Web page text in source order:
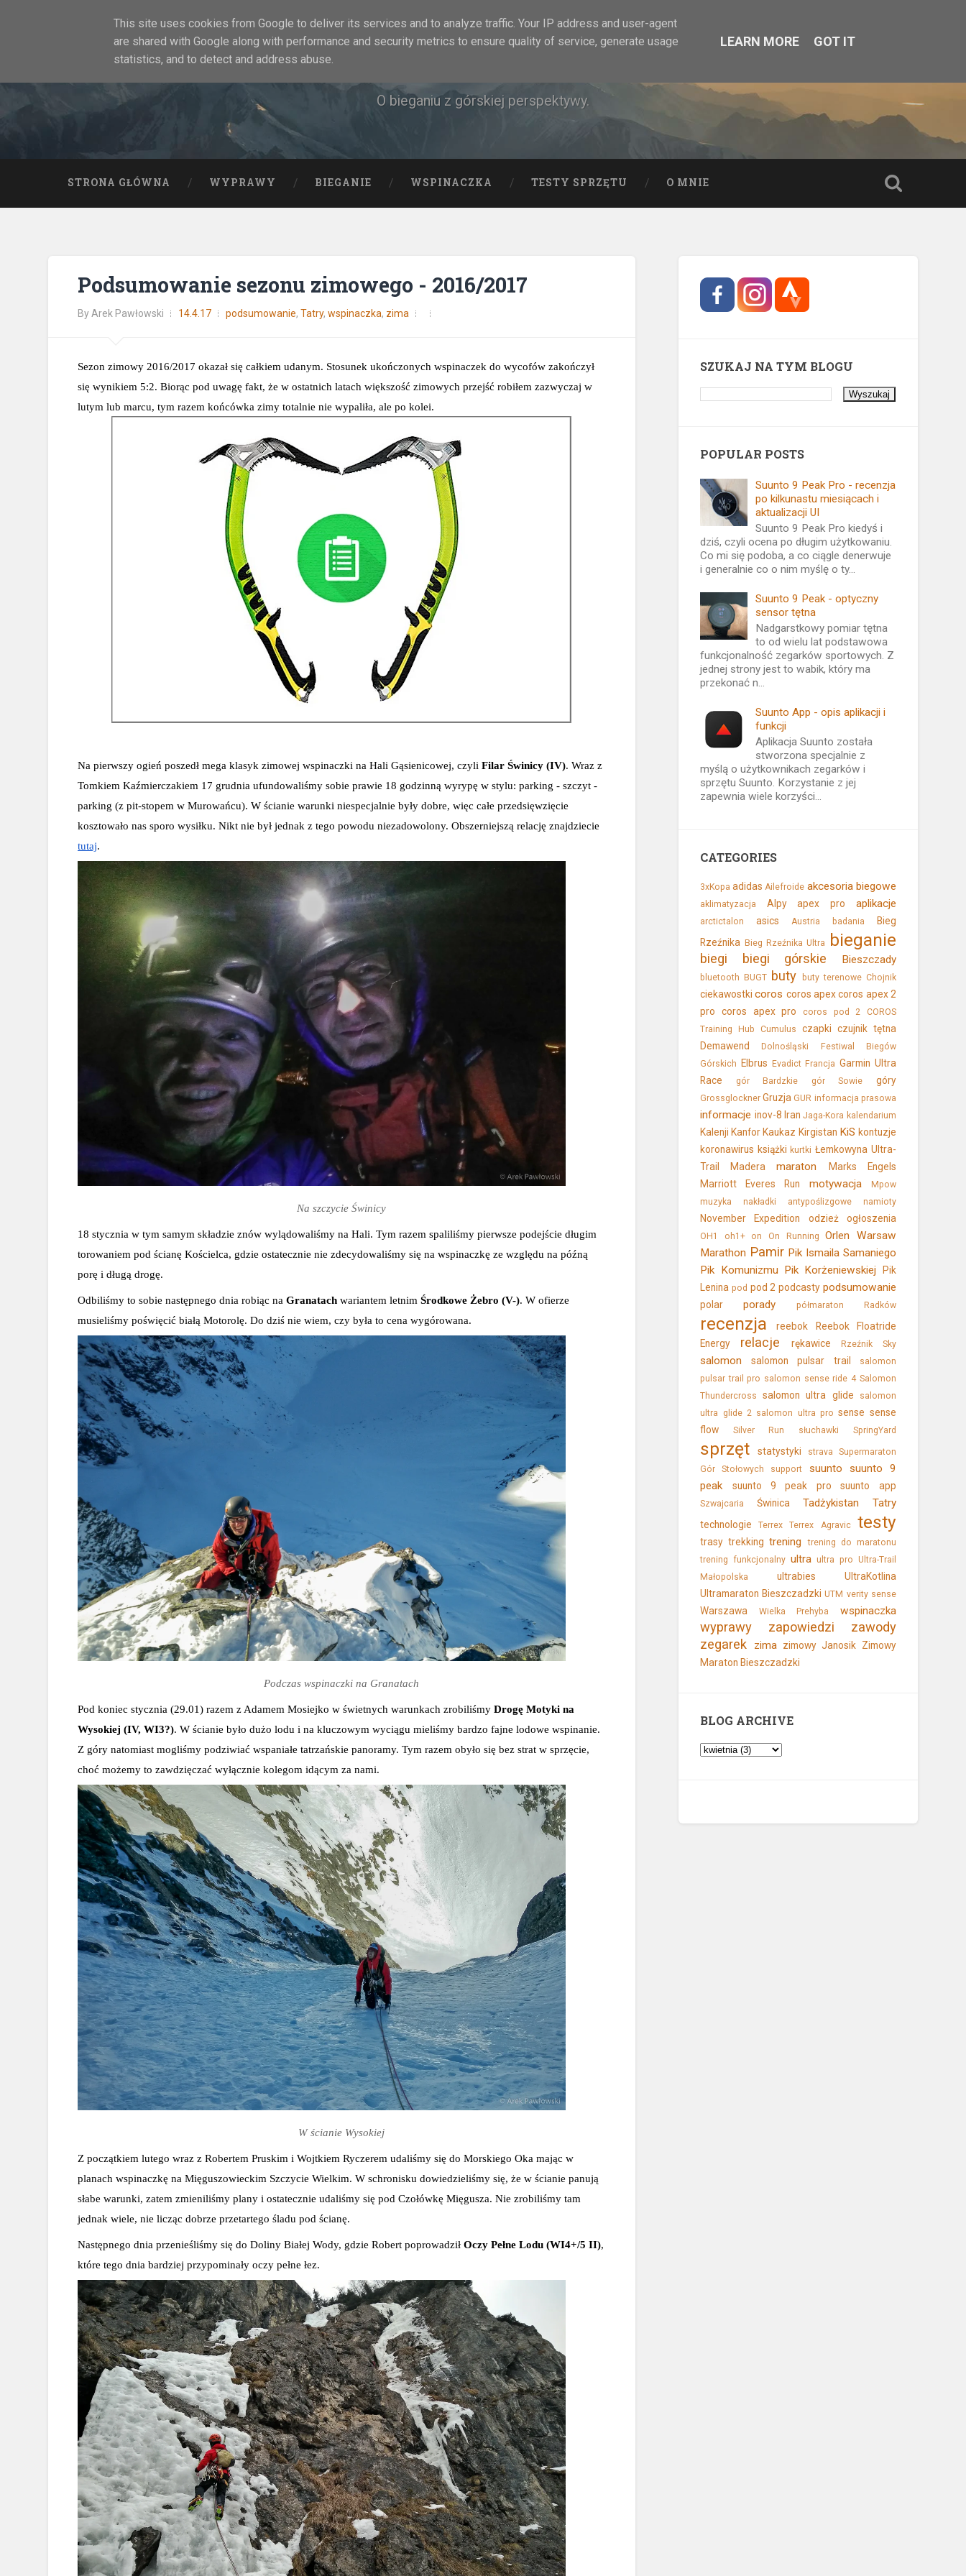
Rock&Run
O bieganiu z górskiej perspektywy.
STRONA GŁÓWNA WYPRAWY BIEGANIE WSPINACZKA TESTY SPRZĘTU O MNIE
Podsumowanie sezonu zimowego - 2016/2017
By Arek Pawłowski 14.4.17 podsumowanie,Tatry,wspinaczka, zima
Sezon zimowy 2016/2017 okazał się całkiem udanym. Stosunek ukończonych wspinaczek do wycofów zakończył
się wynikiem 5:2. Biorąc pod uwagę fakt, że w ostatnich latach większość zimowych przejść robiłem zazwyczaj w
lutym lub marcu, tym razem końcówka zimy totalnie nie wypaliła, ale po kolei.
Na pierwszy ogień poszedł mega klasyk zimowej wspinaczki na Hali Gąsienicowej, czyli Filar Świnicy (IV). Wraz z
Tomkiem Kaźmierczakiem 17 grudnia ufundowaliśmy sobie prawie 18 godzinną wyrypę w stylu: parking - szczyt -
parking (z pit-stopem w Murowańcu). W ścianie warunki niespecjalnie były dobre, więc całe przedsięwzięcie
tutaj.
Na szczycie Świnicy
18 stycznia w tym samym składzie znów wylądowaliśmy na Hali. Tym razem spaliliśmy pierwsze podejście długim
torowaniem pod ścianę Kościelca, gdzie ostatecznie nie zdecydowaliśmy się na wspinaczkę ze względu na późną
porę i długą drogę.
Odbiliśmy to sobie następnego dnia robiąc na Granatach wariantem letnim Środkowe Żebro (V-). W ofierze
musieliśmy poświęcić białą Motorolę. Do dziś nie wiem, czy była to cena wygórowana.
Podczas wspinaczki na Granatach
Pod koniec stycznia (29.01) razem z Adamem Mosiejko w świetnych warunkach zrobiliśmy Drogę Motyki na
Wysokiej (IV, WI3?). W ścianie było dużo lodu i na kluczowym wyciągu mieliśmy bardzo fajne lodowe wspinanie.
Z góry natomiast mogliśmy podziwiać wspaniałe tatrzańskie panoramy. Tym razem obyło się bez strat w sprzęcie,
choć możemy to zawdzięczać wyłącznie kolegom idącym za nami.
W ścianie Wysokiej
Z początkiem lutego wraz z Robertem Pruskim i Wojtkiem Ryczerem udaliśmy się do Morskiego Oka mając w
planach wspinaczkę na Mięguszowieckim Szczycie Wielkim. W schronisku dowiedzieliśmy się, że w ścianie panują
słabe warunki, zatem zmieniliśmy plany i ostatecznie udaliśmy się pod Czołówkę Mięgusza. Nie zrobiliśmy tam
jednak wiele, nie licząc dobrze przetartego śladu pod ścianę.
Następnego dnia przenieśliśmy się do Doliny Białej Wody, gdzie Robert poprowadził Oczy Pełne Lodu (WI4+/5 II),
które tego dnia bardziej przypominały oczy pełne łez.
SZUKAJ NA TYM BLOGU
POPULAR POSTS
Suunto 9 Peak Pro - recenzja
po kilkunastu miesiącach i
aktualizacji UI
Suunto 9 Peak Pro kiedyś i
dziś, czyli ocena po długim użytkowaniu.
Co mi się podoba, a co ciągle denerwuje
i generalnie co o nim myślę o ty...
Suunto 9 Peak - optyczny
sensor tętna
Nadgarstkowy pomiar tętna
to od wielu lat podstawowa
funkcjonalność zegarków sportowych. Z
jednej strony jest to wabik, który ma
przekonać n...
Suunto App - opis aplikacji i
funkcji
Aplikacja Suunto została
stworzona specjalnie z
myślą o użytkownikach zegarków i
sprzętu Suunto. Korzystanie z jej
zapewnia wiele korzyści...
CATEGORIES
3xKopa adidas Ailefroide akcesoria biegowe
aklimatyzacja Alpy apex pro aplikacje
arctictalon asics Austria badania
Bieg
Rzeźnika Bieg Rzeźnika Ultra bieganie
biegi biegi górskie Bieszczady
bluetooth BUGT buty buty terenowe Chojnik
ciekawostki coros coros apex coros apex 2
pro
coros apex pro coros pod 2
COROS
Training Hub
Cumulus czapki czujnik tętna
Demawend
Dolnośląski Festiwal Biegów
Górskich
Elbrus Evadict Francja Garmin Ultra
Race
gór Bardzkie gór Sowie góry
Grossglockner Gruzja GUR informacja prasowa
informacje inov-8 Iran Jaga-Kora kalendarium
Kalenji Kanfor Kaukaz Kirgistan KiS kontuzje
koronawirus książki kurtki Łemkowyna Ultra-
Trail
Madera maraton
Marks Engels
Marriott Everes Run
motywacja
Mpow
muzyka
nakładki antypoślizgowe namioty
November Expedition odzież ogłoszenia
OH1 oh1+ on On Running
Orlen Warsaw
Marathon Pamir Pik Ismaila Samaniego
Pik Komunizmu
Pik Korżeniewskiej
Pik
Lenina pod pod 2 podcasty podsumowanie
polar porady półmaraton Radków
recenzja reebok
Reebok Floatride
Energy
relacje rękawice Rzeźnik Sky
salomon salomon pulsar trail
salomon
pulsar trail pro salomon sense ride 4 Salomon
Thundercross
salomon ultra glide
salomon
ultra glide 2 salomon ultra pro sense sense
flow
Silver Run słuchawki SpringYard
sprzęt statystyki strava
Supermaraton
Gór Stołowych
support suunto
suunto 9
peak
suunto 9 peak pro suunto app
Szwajcaria Świnica Tadżykistan Tatry
technologie Terrex Terrex Agravic testy
trasy trekking trening
trening do maratonu
trening funkcjonalny ultra ultra pro Ultra-Trail
Małopolska
ultrabies
UltraKotlina
Ultramaraton Bieszczadzki UTM verity sense
Warszawa Wielka Prehyba wspinaczka
wyprawy zapowiedzi
zawody
zegarek
zima zimowy Janosik Zimowy
Maraton Bieszczadzki
BLOG ARCHIVE
This site uses cookies from Google to deliver its services and to analyze traffic. Your IP address and user-agent
are shared with Google along with performance and security metrics to ensure quality of service, generate usage
statistics, and to detect and address abuse.
LEARN MORE GOT IT